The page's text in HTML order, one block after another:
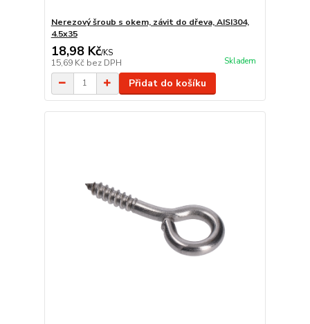
Nerezový šroub s okem, závit do dřeva, AISI304,
4.5x35
18,98 Kč/KS
15,69 Kč bez DPH Skladem
Přidat do košíku